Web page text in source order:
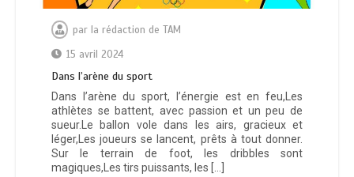
par la rédaction de TAM
15 avril 2024
Dаnѕ l’аrѐnе du ѕроrt
Dans l’arène du sport, l’énergie est en feu,Les
athlètes se battent, avec passion et un peu de
sueur.Le ballon vole dans les airs, gracieux et
léger,Les joueurs se lancent, prêts à tout donner.
Sur le terrain de foot, les dribbles sont
magiques,Les tirs puissants, les […]